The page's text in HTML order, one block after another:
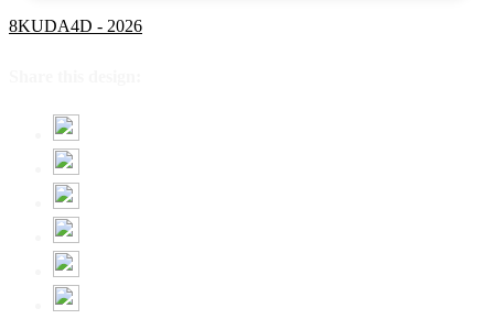
8KUDA4D - 2026